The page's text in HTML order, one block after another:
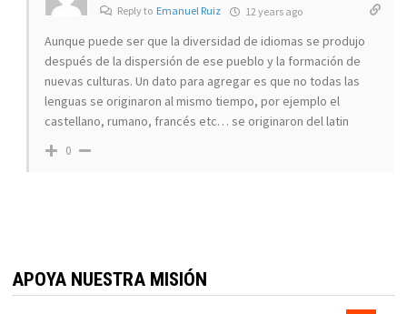
Reply to Emanuel Ruiz 12 years ago
Aunque puede ser que la diversidad de idiomas se produjo
después de la dispersión de ese pueblo y la formación de
nuevas culturas. Un dato para agregar es que no todas las
lenguas se originaron al mismo tiempo, por ejemplo el
castellano, rumano, francés etc… se originaron del latin
0
APOYA NUESTRA MISIÓN